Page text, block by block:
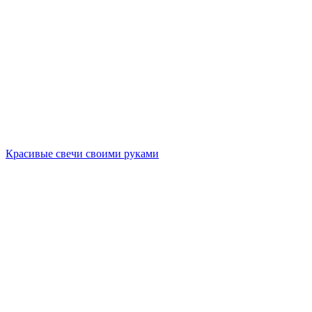
Красивые свечи своими руками